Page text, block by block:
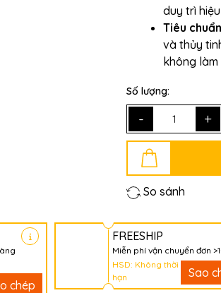
duy trì
Tiêu
và thủy
không
Số lượng:
- +
So sánh
chép
FREESHIP
Miễn phí vận chuyển đơn
HSD: Không thời
hạn
Sao